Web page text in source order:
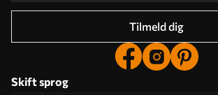
Tilmeld dig
Skift sprog